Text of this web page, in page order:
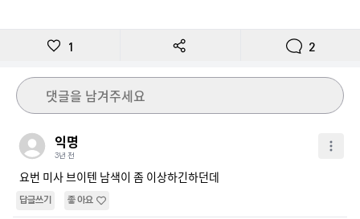
1 2
댓글을 남겨주세요
익명
3년 전
요번 미사 브이텐 남색이 좀 이상하긴하던데
답글쓰기 좋아요